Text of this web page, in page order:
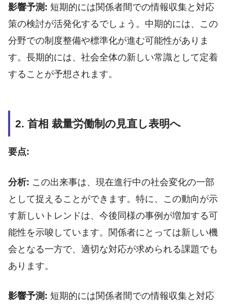
影響予測: 短期的には関係者間での情報収集と対応
策の検討が活発化するでしょう。中期的には、この
分野での制度整備や標準化が進む可能性がありま
す。長期的には、社会全体の新しい常識として定着
することが予想されます。
2. 首相 裁量労働制の見直し表明へ
要点:
分析: この出来事は、現在進行中の社会変化の一部
として捉えることができます。特に、この動向が示
す新しいトレンドは、今後同様の事例が増加する可
能性を示唆しています。関係者にとっては新しい機
会となる一方で、適切な対応が求められる課題でも
あります。
影響予測: 短期的には関係者間での情報収集と対応